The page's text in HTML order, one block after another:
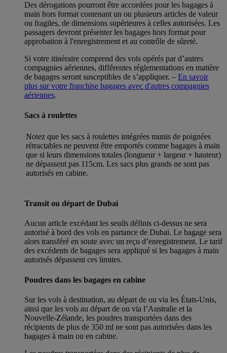
Des dérogations pourront être accordées pour les bagages à
main hors format contenant un ou plusieurs articles de valeur
ou fragiles, de dimensions supérieures à celles autorisées. Les
passagers devront présenter les bagages hors format pour
approbation à l'enregistrement et au contrôle de sûreté.
Si votre itinéraire comprend des vols opérés par d’autres
compagnies aériennes, différentes réglementations en matière
de bagages seront susceptibles de s’appliquer. – En savoir
plus sur votre franchise bagages avec d'autres compagnies
aériennes.
Sacs à roulettes
Notez que les sacs à roulettes intégrées munis de poignées
rétractables ne peuvent être emportés comme bagages à main
que si leurs dimensions totales (longueur + largeur + hauteur)
ne dépassent pas 115cm. Les sacs plus grands ne sont pas
autorisés en cabine.
Transit ou départ de Dubai
Aucun article excédant les seuils définis ci-dessus ne sera
autorisé à bord des vols en partance de Dubai. Le bagage sera
alors transféré en soute avec un reçu d’enregistrement. Le tarif
des excédents de bagages sera appliqué si les bagages à main
autorisés dépassent ces limites.
Poudres dans les bagages en cabine
Sur les vols à destination, au départ de ou via les États-Unis,
ainsi que les vols au départ de ou via l’Australie et la
Nouvelle-Zélande, les poudres transportées dans des
récipients de plus de 350 ml ne sont pas autorisées dans les
bagages à main ou en cabine.